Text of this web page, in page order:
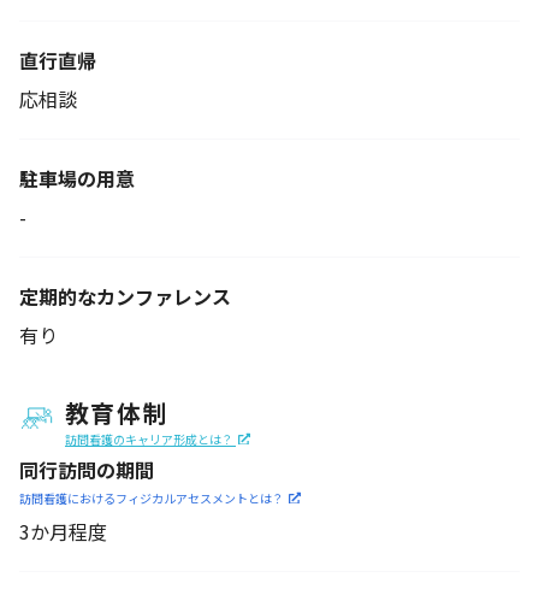
直行直帰
応相談
駐車場の用意
-
定期的なカンファレンス
有り
教育体制
訪問看護のキャリア形成とは？
同行訪問の期間
訪問看護におけるフィジカルアセスメントとは？
3か月程度